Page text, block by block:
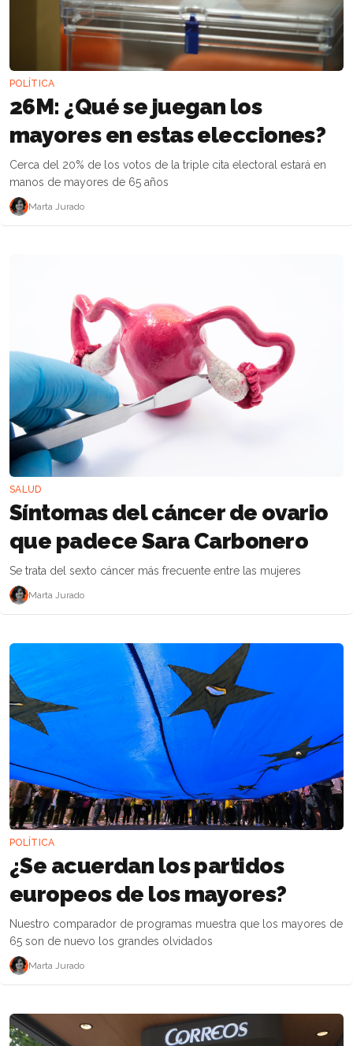
POLÍTICA
26M: ¿Qué se juegan los
mayores en estas elecciones?
Cerca del 20% de los votos de la triple cita electoral estará en
manos de mayores de 65 años
Marta Jurado
SALUD
Síntomas del cáncer de ovario
que padece Sara Carbonero
Se trata del sexto cáncer más frecuente entre las mujeres
Marta Jurado
POLÍTICA
​¿Se acuerdan los partidos
europeos de los mayores?
Nuestro comparador de programas muestra que los mayores de
65 son de nuevo los grandes olvidados
Marta Jurado